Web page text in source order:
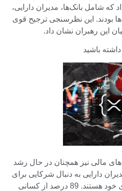
که شامل بانک‌ها، مدیران دارایی،
این نظرسنجی ترجیح قوی
این رهبران نشان داد.
باشید
های مالی نیز همچنان در حال رشد
دارایی به دنبال شرکایی برای
کمک به اجرای استراتژی های خود هستند. 89 درصد از کسانی